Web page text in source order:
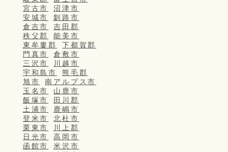
宮古市
沼津市
安城市
釧路市
倉吉市
吉田郡
秩父郡
能美市
東牟婁郡
下都賀郡
門真市
倉敷市
三沢市
川越市
宇和島市
熊毛郡
旭市
南アルプス市
玉名市
山鹿市
飯塚市
田川郡
土浦市
鹿嶋市
登米市
北杜市
栗東市
川上郡
日光市
高岡市
函館市
米沢市